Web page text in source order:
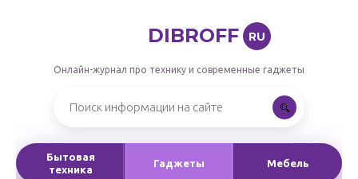
DIBROFF RU
Онлайн-журнал про технику и современные гаджеты
Бытовая
техника
Гаджеты Мебель